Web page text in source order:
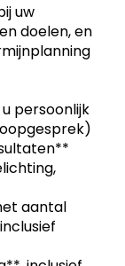
uw
en doelen, en
persoonlijk
aantal